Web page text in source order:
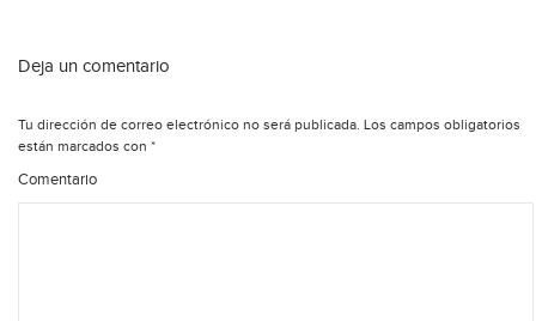
Deja un comentario
Tu dirección de correo electrónico no será publicada. Los campos obligatorios
están marcados con *
Comentario